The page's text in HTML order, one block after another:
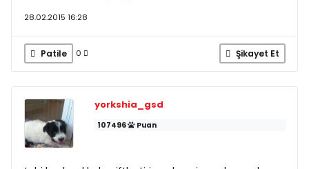
28.02.2015 16:28
Patile 0 Şikayet Et
yorkshia_gsd
107496 Puan